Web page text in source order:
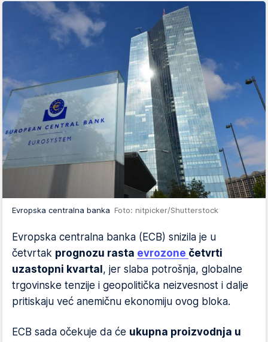
Evropska centralna banka Foto: nitpicker/Shutterstock
Evropska centralna banka (ECB) snizila je u
četvrtak prognozu rasta evrozone četvrti
uzastopni kvartal , jer slaba potrošnja, globalne
trgovinske tenzije i geopolitička neizvesnost i dalje
pritiskaju već anemičnu ekonomiju ovog bloka.
ECB sada očekuje da će ukupna proizvodnja u